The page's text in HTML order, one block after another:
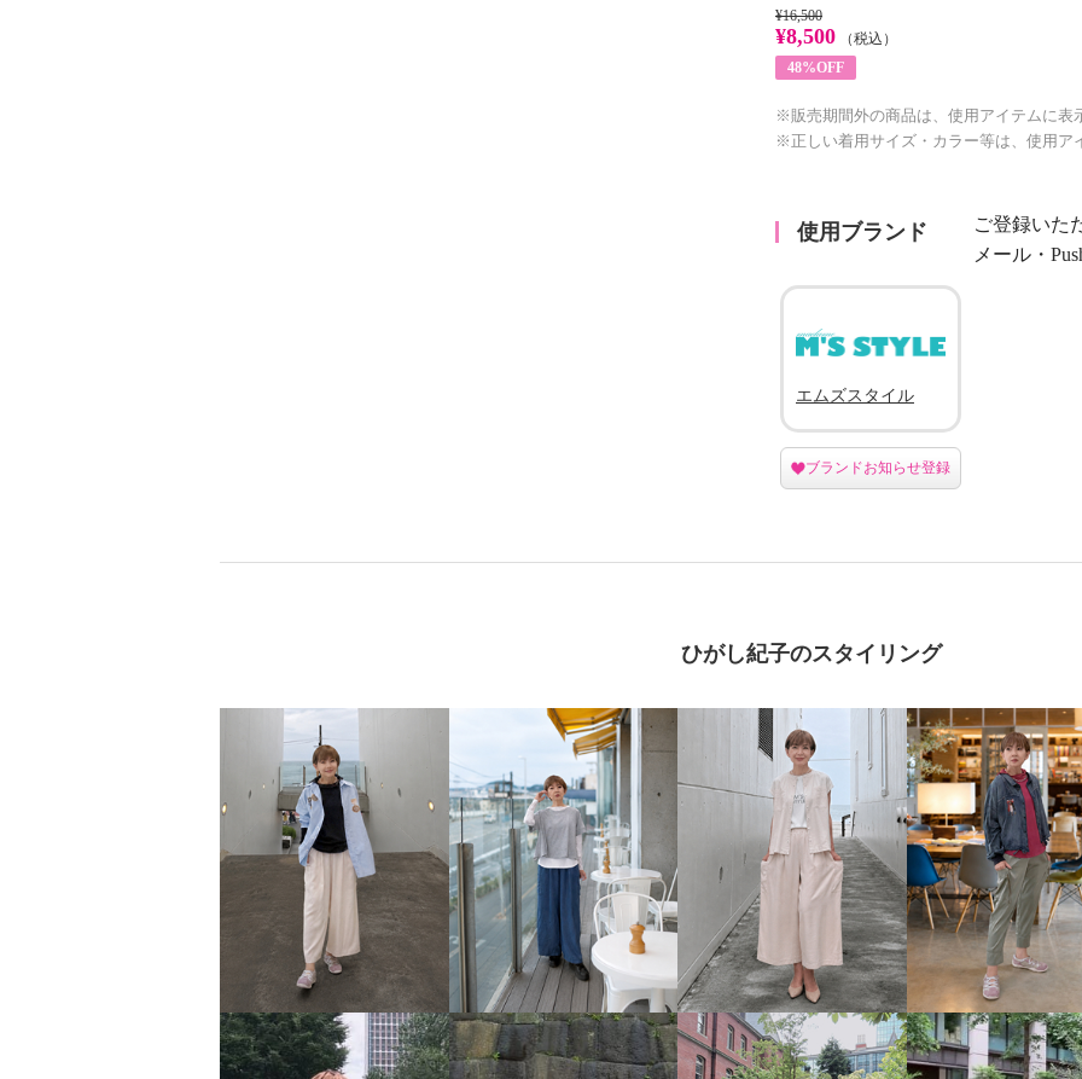
¥16,500
¥8,500
（税込）
48%OFF
※販売期間外の商品は、使用アイテムに表
※正しい着用サイズ・カラー等は、使用ア
使用ブランド
ご登録いた
メール・
エムズスタイル
ブランドお知らせ登録
ひがし紀子のスタイリング